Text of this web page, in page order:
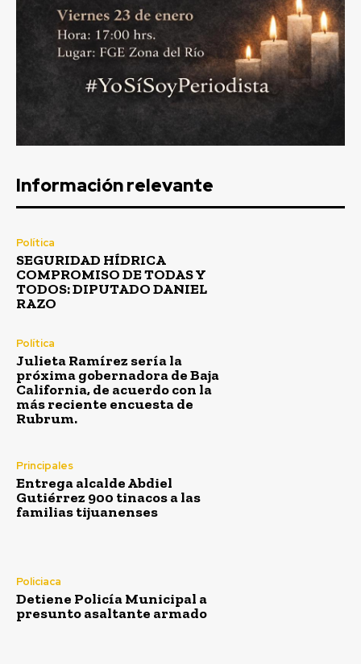
Información relevante
Política
SEGURIDAD HÍDRICA
COMPROMISO DE TODAS Y
TODOS: DIPUTADO DANIEL
RAZO
Política
Julieta Ramírez sería la
próxima gobernadora de Baja
California, de acuerdo con la
más reciente encuesta de
Rubrum.
Principales
Entrega alcalde Abdiel
Gutiérrez 900 tinacos a las
familias tijuanenses
Policiaca
Detiene Policía Municipal a
presunto asaltante armado